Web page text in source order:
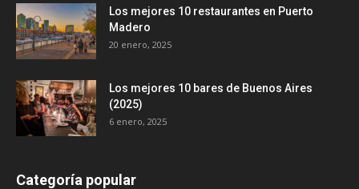
Los mejores 10 restaurantes en Puerto
Madero
20 enero, 2025
Los mejores 10 bares de Buenos Aires
(2025)
6 enero, 2025
Categoría popular